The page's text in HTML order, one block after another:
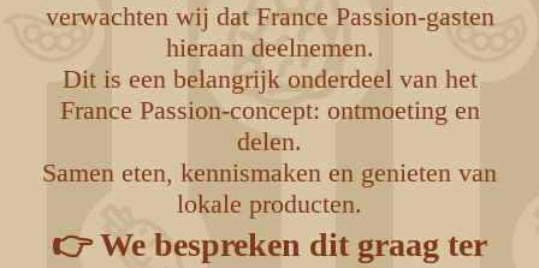
verwachten wij dat France Passion-gasten
hieraan deelnemen.
Dit is een belangrijk onderdeel van het
France Passion-concept: ontmoeting en
delen.
Samen eten, kennismaken en genieten van
lokale producten.
👉 We bespreken dit graag ter